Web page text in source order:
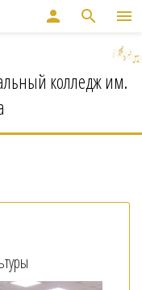
menu
search
person
колледж им.